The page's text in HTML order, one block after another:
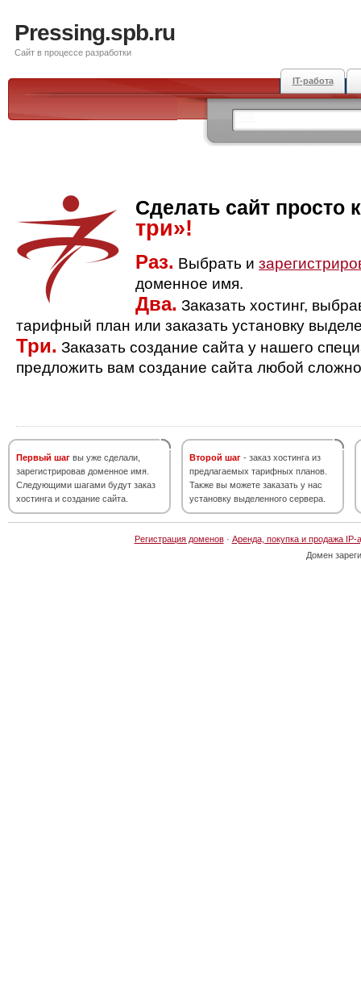
Pressing.spb.ru
Сайт в процессе разработки
IT-работа
Сделать сайт просто
три»!
Раз. Выбрать и
доменное имя.
Два. Заказать хостинг,
тарифный план или заказать установку
Три. Заказать создание сайта у нашего
предложить вам создание сайта любой
Первый шаг вы уже сделали,
зарегистрировав доменное имя.
Следующими шагами будут заказ
хостинга и создание сайта.
Второй шаг - заказ хостинга из
предлагаемых тарифных планов.
Также вы можете заказать у нас
установку выделенного сервера.
Регистрация доменов· Аренда, покупка и продажа IP-
Домен